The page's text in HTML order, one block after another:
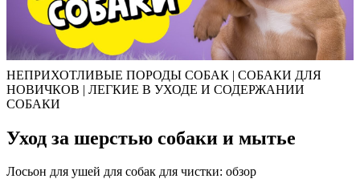
НЕПРИХОТЛИВЫЕ ПОРОДЫ СОБАК | СОБАКИ ДЛЯ
НОВИЧКОВ | ЛЕГКИЕ В УХОДЕ И СОДЕРЖАНИИ
СОБАКИ
Уход за шерстью собаки и мытье
Лосьон для ушей для собак для чистки: обзор